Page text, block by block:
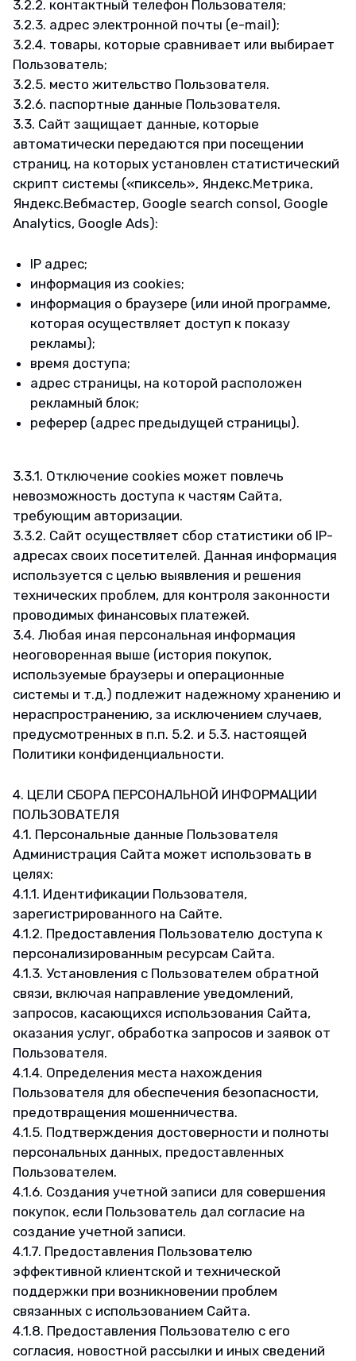
3.2.2. контактный телефон Пользователя;
3.2.3. адрес электронной почты (e-mail);
3.2.4. товары, которые сравнивает или выбирает
Пользователь;
3.2.5. место жительство Пользователя.
3.2.6. паспортные данные Пользователя.
3.3. Сайт защищает данные, которые
автоматически передаются при посещении
страниц, на которых установлен статистический
скрипт системы («пиксель», Яндекс.Метрика,
Яндекс.Вебмастер, Google search consol, Google
Analytics, Google Ads):
IP адрес;
информация из cookies;
информация о браузере (или иной программе,
которая осуществляет доступ к показу
рекламы);
время доступа;
адрес страницы, на которой расположен
рекламный блок;
реферер (адрес предыдущей страницы).
3.3.1. Отключение cookies может повлечь
невозможность доступа к частям Сайта,
требующим авторизации.
3.3.2. Сайт осуществляет сбор статистики об IP-
адресах своих посетителей. Данная информация
используется с целью выявления и решения
технических проблем, для контроля законности
проводимых финансовых платежей.
3.4. Любая иная персональная информация
неоговоренная выше (история покупок,
используемые браузеры и операционные
системы и т.д.) подлежит надежному хранению и
нераспространению, за исключением случаев,
предусмотренных в п.п. 5.2. и 5.3. настоящей
Политики конфиденциальности.
4. ЦЕЛИ СБОРА ПЕРСОНАЛЬНОЙ ИНФОРМАЦИИ
ПОЛЬЗОВАТЕЛЯ
4.1. Персональные данные Пользователя
Администрация Сайта может использовать в
целях:
4.1.1. Идентификации Пользователя,
зарегистрированного на Сайте.
4.1.2. Предоставления Пользователю доступа к
персонализированным ресурсам Сайта.
4.1.3. Установления с Пользователем обратной
связи, включая направление уведомлений,
запросов, касающихся использования Сайта,
оказания услуг, обработка запросов и заявок от
Пользователя.
4.1.4. Определения места нахождения
Пользователя для обеспечения безопасности,
предотвращения мошенничества.
4.1.5. Подтверждения достоверности и полноты
персональных данных, предоставленных
Пользователем.
4.1.6. Создания учетной записи для совершения
покупок, если Пользователь дал согласие на
создание учетной записи.
4.1.7. Предоставления Пользователю
эффективной клиентской и технической
поддержки при возникновении проблем
связанных с использованием Сайта.
4.1.8. Предоставления Пользователю с его
согласия, новостной рассылки и иных сведений